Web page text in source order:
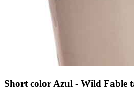
Short color Azul - Wild Fable